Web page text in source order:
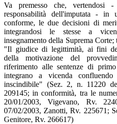
Va premesso che,
responsabilità dell'imputata - in
conforme, le due decisioni di
integrandosi le stesse a
insegnamento della Suprema
"Il giudice di legittimità, ai fini
della motivazione del
riferimento alle sentenze di
integrano a vicenda
inscindibile" (Sez. 2, n. 11220
209145; in conformità, tra le
20/01/2003, Vigevano, Rv.
07/02/2003, Zanotti, Rv. 225671;
Genitore, Rv. 266617)